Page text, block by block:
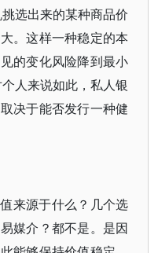
选出来的某种商品价
。这样一种稳定的本
的变化风险降到最小
人来说如此，私人银
决于能否发行一种健
来源于什么？几个选
媒介？都不是。是因